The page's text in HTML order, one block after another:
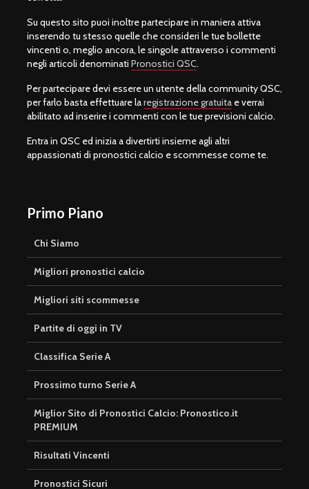
Su questo sito puoi inoltre partecipare in maniera attiva
inserendo tu stesso quelle che consideri le tue bollette
vincenti o, meglio ancora, le singole attraverso i commenti
negli articoli denominati Pronostici QSC.
Per partecipare devi essere un utente della community QSC,
per farlo basta effettuare laregistrazione gratuita e verrai
abilitato ad inserire i commenti con le tue previsioni calcio.
Entra in QSC ed inizia a divertirti insieme agli altri
appassionati di pronostici calcio e scommesse come te.
Primo Piano
Chi Siamo
Migliori pronostici calcio
Migliori siti scommesse
Partite di oggi in TV
Classifica Serie A
Prossimo turno Serie A
Miglior Sito di Pronostici Calcio: Pronostico.it
PREMIUM
Risultati Vincenti
Pronostici Sicuri